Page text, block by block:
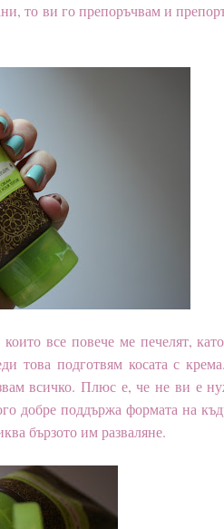
то ви го препоръчвам и
които все повече ме печелят,
това подготвям косата с
всичко. Плюс е, че не ви е
добре поддържа формата на
бързото им разваляне.